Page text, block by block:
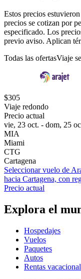
Estos precios
precios se cotizan por
especificado. Los
previo aviso. Aplican
Todas las ofertasViaje
$305
Viaje redondo
Precio actual
vie, 23 oct. - dom, 25
MIA
Miami
CTG
Cartagena
Seleccionar vuelo de
hacia Cartagena, con
Precio actual
Explora el
Hospedajes
Vuelos
Paquetes
Autos
Rentas